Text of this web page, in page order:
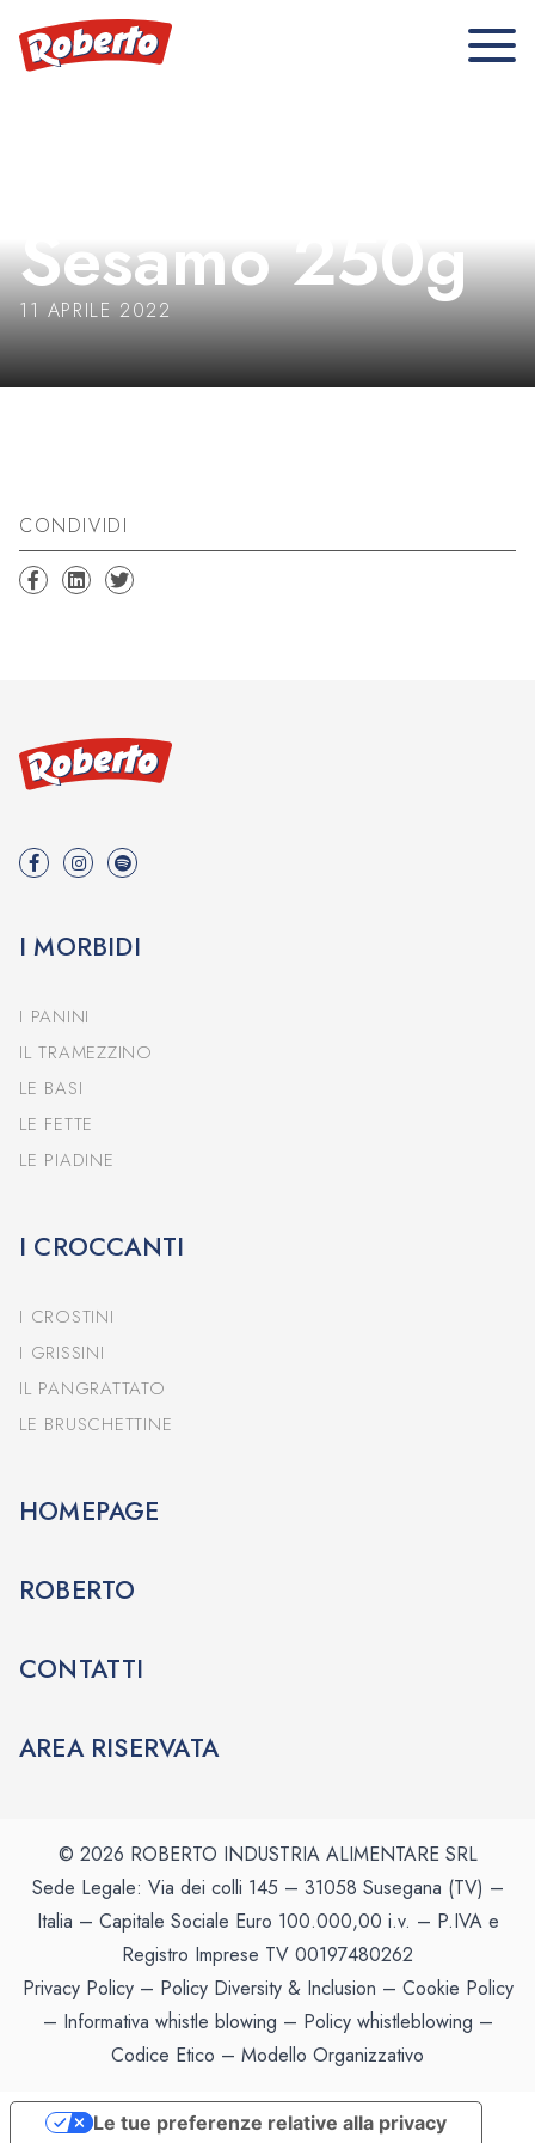
Sesamo 250g
11 APRILE 2022
CONDIVIDI
I MORBIDI
I PANINI
IL TRAMEZZINO
LE BASI
LE FETTE
LE PIADINE
I CROCCANTI
I CROSTINI
I GRISSINI
IL PANGRATTATO
LE BRUSCHETTINE
HOMEPAGE
ROBERTO
CONTATTI
AREA RISERVATA
© 2026 ROBERTO INDUSTRIA ALIMENTARE SRL
Sede Legale: Via dei colli 145 – 31058 Susegana (TV) –
Italia – Capitale Sociale Euro 100.000,00 i.v. – P.IVA e
Registro Imprese TV 00197480262
Privacy Policy– Policy Diversity & Inclusion – Cookie Policy
– Informativa whistle blowing – Policy whistleblowing –
Codice Etico – Modello Organizzativo
Le tue preferenze relative alla privacy